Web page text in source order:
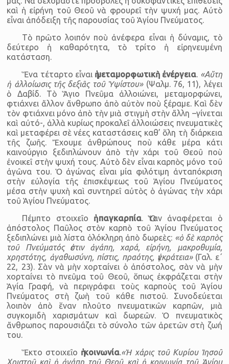
καὶ ἡ εἰρήνη τοῦ Θεοῦ νὰ φρουρεῖ τὴν ψυχή μας. Αὐτὸ
εἶναι ἀπόδειξη τῆς παρουσίας τοῦ Ἁγίου Πνεύματος.
Τὸ πρῶτο λοιπόν ποὺ ἀνέφερα εἶναι ἡ δύναμις, τὸ
δεύτερο ἡ καθαρότητα, τὸ τρίτο ἡ εἰρηνευμένη
κατάσταση.
Ἕνα τέταρτο εἶναι ἡ μεταμορφωτικὴ ἐνέργεια. «Αὔτη
ἡ ἀλλοίωσις τῆς δεξιᾶς τοῦ Ὑψίστου»(Ψαλμ. 76, 11), λέγει
ὁ Δαβίδ. Τὸ Ἅγιο Πνεῦμα ἀλλοιώνει, μεταμορφώνει,
φτιάχνει ἄλλον ἄνθρωπο ἀπὸ αὐτὸν ποὺ ξέραμε. Καὶ δὲν
τὸν φτιάχνει μόνο ἀπὸ τὴν μιὰ στιγμὴ στὴν ἄλλη –γίνεται
καὶ αὐτό-, ἀλλὰ κυρίως προκαλεῖ ἀλλοιώσεις πνευματικὲς
καὶ μεταφέρει σὲ νέες καταστάσεις καθ’ ὅλη τὴ διάρκεια
τῆς ζωῆς. Ἔχουμε ἀνθρώπους ποὺ κάθε μέρα κάτι
καινούργιο ξεδιπλώνουν ἀπὸ τὴν χάρι τοῦ Θεοῦ ποὺ
ἐνοικεῖ στὴν ψυχή τους. Αὐτὸ δὲν εἶναι καρπὸς μόνο τοῦ
ἀγῶνα του. Ὁ ἀγώνας εἶναι μία φιλότιμη ἀνταπόκριση
στὴν εὐλογία τῆς ἐπισκέψεως τοῦ Ἁγίου Πνεύματος
μέσα στὴν ψυχὴ καὶ συντηρεῖ αὐτὸς ὁ ἀγώνας τὴν χάρι
τοῦ Ἁγίου Πνεύματος.
Πέμπτο στοιχεῖο ἡ παγκαρπία. Ὅταν ἀναφέρεται ὁ
ἀπόστολος Παῦλος στὸν καρπὸ τοῦ Ἁγίου Πνεύματος
ξεδιπλώνει μιὰ λίστα ὁλόκληρη ἀπὸ δωρεὲς: «ὁ δὲ καρπὸς
τοῦ Πνεύματός ἐστιν ἀγάπη, χαρά, εἰρήνη, μακροθυμία,
χρηστότης, ἀγαθωσύνη, πίστις, πραότης, ἐγκράτεια»(Γαλ. ε΄
22, 23). Σὰν νὰ μὴν χορταίνει ὁ ἀπόστολος, σὰν νὰ μὴν
χορταίνει τὸ πνεῦμα τοῦ Θεοῦ, ὅπως ἐκφράζεται στὴν
Ἁγία Γραφή, νὰ περιγράφει τοὺς καρποὺς τοῦ Ἁγίου
Πνεύματος στὴ ζωὴ τοῦ κάθε πιστοῦ. Συνοδεύεται
λοιπὸν ἀπὸ ἕναν πλοῦτο πνευματικῶν καρπῶν, μιὰ
συγκομιδὴ χαρισμάτων καὶ δωρεῶν. Ὁ πνευματικὸς
ἄνθρωπος παρουσιάζει τὸ σύνολο τῶν ἀρετῶν στὴ ζωή
του.
Ἕκτο στοιχεῖο ἡ κοινωνία.«Ἡ χάρις τοῦ Κυρίου Ἰησοῦ
Χριστοῦ καὶ ἡ ἀγάπη τοῦ Θεοῦ καὶ ἡ κοινωνία τοῦ Ἁγίου